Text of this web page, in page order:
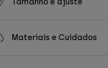
Materiais e Cuidados